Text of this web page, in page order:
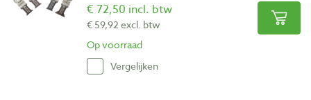
€ 72,50 incl. btw
€ 59,92 excl. btw
Op voorraad
Vergelijken